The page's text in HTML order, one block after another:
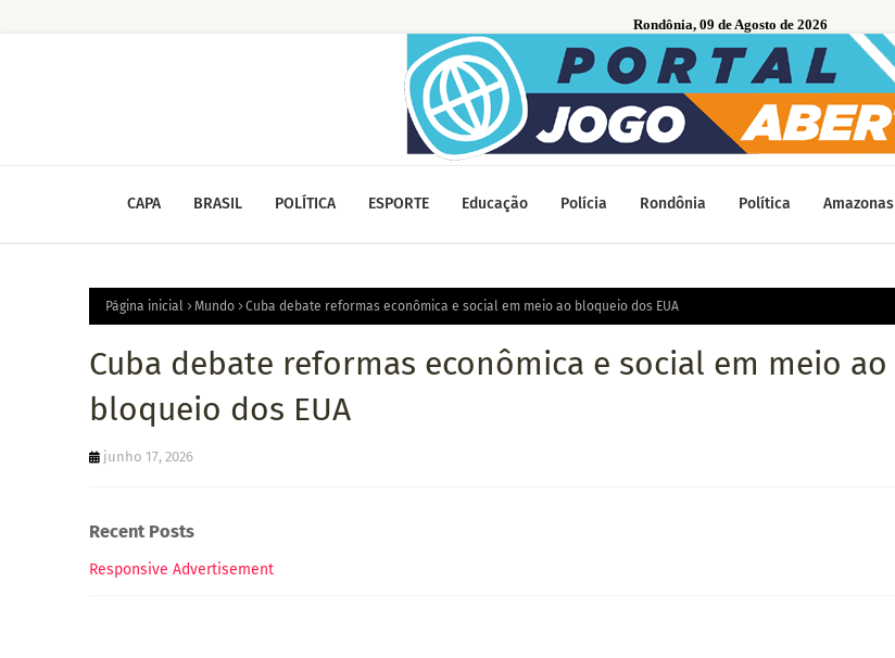
Rondônia, 09 de Agosto de 2026
CAPA BRASIL POLÍTICA ESPORTE Educação Polícia Rondônia Política Amazonas
Página inicial Mundo Cuba debate reformas econômica e social em meio ao bloqueio dos EUA
Cuba debate reformas econômica e social em meio ao
bloqueio dos EUA
junho 17, 2026
Recent Posts
Responsive Advertisement